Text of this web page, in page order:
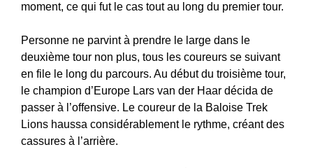
moment, ce qui fut le cas tout au long du premier tour.
Personne ne parvint à prendre le large dans le
deuxième tour non plus, tous les coureurs se suivant
en file le long du parcours. Au début du troisième tour,
le champion d’Europe Lars van der Haar décida de
passer à l’offensive. Le coureur de la Baloise Trek
Lions haussa considérablement le rythme, créant des
cassures à l’arrière.